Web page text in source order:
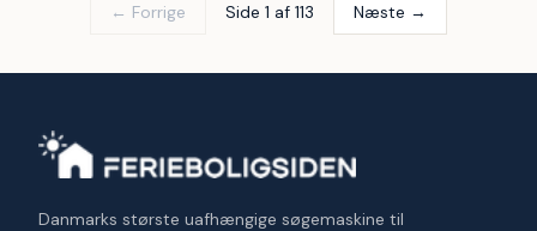
← Forrige Side 1 af 113 Næste →
Danmarks største uafhængige søgemaskine til